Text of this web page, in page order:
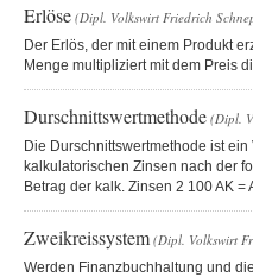
Erlöse (Dipl. Volkswirt Friedrich
Der Erlös, der mit einem Produkt
Menge multipliziert mit dem Preis
Durschnittswertmethode (Dipl.
Die Durschnittswertmethode ist
kalkulatorischen Zinsen nach der
Betrag der kalk. Zinsen 2 100 AK =
Zweikreissystem (Dipl. Volkswirt
Werden Finanzbuchhaltung und